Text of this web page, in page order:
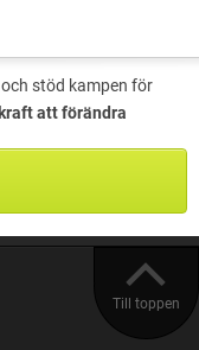
stöd kampen för
att förändra
Till toppen